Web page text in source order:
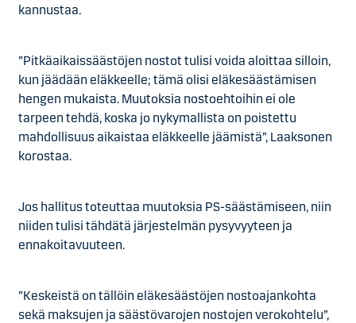
kannustaa.
”Pitkäaikaissäästöjen nostot tulisi voida aloittaa silloin,
kun jäädään eläkkeelle; tämä olisi eläkesäästämisen
hengen mukaista. Muutoksia nostoehtoihin ei ole
tarpeen tehdä, koska jo nykymallista on poistettu
mahdollisuus aikaistaa eläkkeelle jäämistä”, Laaksonen
korostaa.
Jos hallitus toteuttaa muutoksia PS-säästämiseen, niin
niiden tulisi tähdätä järjestelmän pysyvyyteen ja
ennakoitavuuteen.
”Keskeistä on tällöin eläkesäästöjen nostoajankohta
sekä maksujen ja säästövarojen nostojen verokohtelu”,